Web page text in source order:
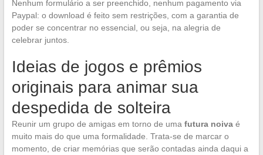
Nenhum formulário a ser preenchido, nenhum pagamento via
Paypal: o download é feito sem restrições, com a garantia de
poder se concentrar no essencial, ou seja, na alegria de
celebrar juntos.
Ideias de jogos e prêmios
originais para animar sua
despedida de solteira
Reunir um grupo de amigas em torno de uma futura noivaé
muito mais do que uma formalidade. Trata-se de marcar o
momento, de criar memórias que serão contadas ainda daqui a